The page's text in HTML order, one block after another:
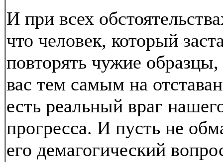
И при всех
что человек, который
повторять чужие образцы,
вас тем самым на
есть реальный враг
прогресса. И пусть не
его демагогический